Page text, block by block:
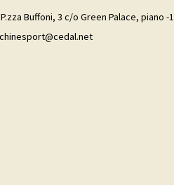
P.zza Buffoni, 3 c/o Green Palace, piano -1
chinesport@cedal.net